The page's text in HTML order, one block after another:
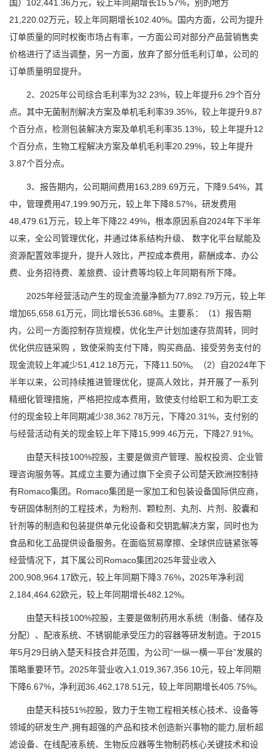
国）102,441.36万元，较上年同期增长15.57%，别的地方
21,220.02万元，较上年同期增长102.40%。国内方面，公司为提升
订单质量的同时权衡市场占有率，一方面公司对部分产品营销售卖
价格进行了适当调整，另一方面，放弃了部分低毛利订单，公司的
订单质量明显提升。
2、2025年公司综合毛利率为32.23%，较上年提升6.29个百分
点。其中无菌制剂解决方案及单机毛利率39.35%，较上年提升9.87
个百分点，检测包装解决方案及单机毛利率35.13%，较上年提升12
个百分点，生物工程解决方案及单机毛利率20.29%，较上年提升
3.87个百分点。
3、报告期内，公司期间费用163,289.69万元，下降9.54%，其
中，管理费用47,199.90万元，较上年下降8.57%，研发费用
48,479.61万元，较上年下降22.49%，根本原因系自2024年下半年
以来，全公司管理优化，并通过体系结构升级、 数字化平台赋能及
资源配置效率提升，提升人效比，严控成本费用，薪酬成本、办公
费、业务招待费、差旅费、设计费等均较上年同期有所下降。
2025年经营活动产生的现金流量净额为77,892.79万元，较上年
增加65,658.61万元，同比增长536.68%。主要系：（1）报告期
内，公司一方面控制存货规模，优化生产计划加速存货周转，同时
优化供应链采购 ，致使采购支付下降，购买商品、接受劳务支付的
现金流较上年减少51,412.18万元，下降11.50%。（2）自2024年下
半年以来，公司持续推进管理优化，提高人效比，并开展了一系列
精细化管理措施，严格把控成本费用，致使支付给职工和为职工支
付的现金较上年同期减少38,362.78万元，下降20.31%，支付别的
与经营活动有关的现金较上年下降15,999.46万元，下降27.91%。
由楚天科技100%控股，主要是做资产管理、股权投资、企业管
理咨询服务等。其成立主要为通过旗下全资子公司楚天欧洲控制持
有Romaco集团。Romaco集团是一家加工和包装设备国际供应商，
专研固体制剂的工程技术，为粉剂、颗粒剂、丸剂、片剂、胶囊和
针剂等的制造和包装提供单元化设备和交钥匙解决方案，同时也为
食品和化工品提供设备服务。在面临贸易摩擦、全球供应链紧张等
经营情况下，其下属公司Romaco集团2025年营业收入
200,908,964.17欧元，较上年同期下降3.76%，2025年净利润
2,184,464.62欧元，较上年同期增长482.12%。
由楚天科技100%控股，主要是做制药用水系统（制备、储存及
分配）、配液系统、不锈钢能承受压力的容器等研发制造。于2015
年5月29日纳入楚天科技合并范围，为公司“一纵一横一平台”发展的
策略重要环节。2025年营业收入1,019,367,356.10元，较上年同期
下降6.67%，净利润36,462,178.51元，较上年同期增长405.75%。
由楚天科技51%控股，致力于生物工程相关核心技术、设备等
领域的研发生产,拥有超强的产品和技术创造新兴事物的能力,层析超
滤设备、在线配液系统、生物反应器等生物制药核心关键技术和设